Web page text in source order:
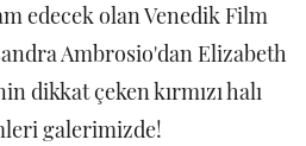
edecek olan Venedik Film
Ambrosio'dan Elizabeth
dikkat çeken kırmızı halı
galerimizde!